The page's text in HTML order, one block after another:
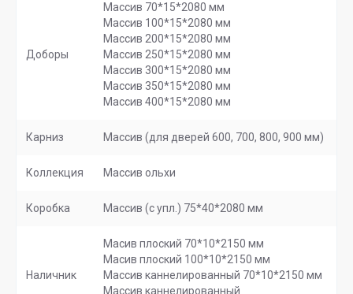
Доборы
Массив 70*15*2080 мм
Массив 100*15*2080 мм
Массив 200*15*2080 мм
Массив 250*15*2080 мм
Массив 300*15*2080 мм
Массив 350*15*2080 мм
Массив 400*15*2080 мм
Карниз Массив (для дверей 600, 700, 800, 900 мм)
Коллекция Массив ольхи
Коробка Массив (с упл.) 75*40*2080 мм
Наличник
Масив плоский 70*10*2150 мм
Масив плоский 100*10*2150 мм
Массив каннелированный 70*10*2150 мм
Массив каннелированный